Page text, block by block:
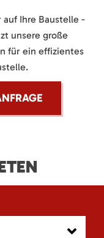
Ihre Baustelle -
unsere große
für ein effizientes